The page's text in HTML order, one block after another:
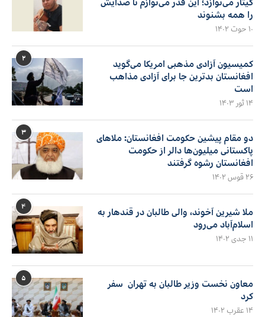
را همه بشنوند
۱۰ حوت ۱۴۰۲
۲
کمیسیون آزادی مذهبی امریکا می‌گوید
افغانستان بدترین جا برای آزادی مذاهب
است
۱۴ ثور ۱۴۰۳
۳
دو مقام پیشین حکومت افغانستان: ملاهای
پاکستانی میلیون‌ها دالر از حکومت
افغانستان رشوه گرفتند
۲۶ قوس ۱۴۰۲
۴
ملا شیرین آخوند، والی طالبان در قندهار به
اسلام‌آباد می‌رود
۱۱ جدی ۱۴۰۲
۵
معاون نخست وزیر طالبان به تهران سفر
کرد
۱۴ عقرب ۱۴۰۲